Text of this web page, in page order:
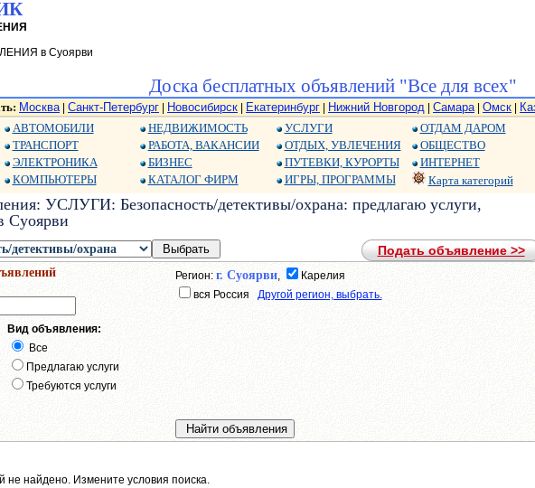
в Суоярви
Доска бесплатных объявлений "Все для всех"
Москва| Санкт-Петербург Новосибирск Екатеринбург Нижний Новгород Самара| Омск
АВТОМОБИЛИ
ТРАНСПОРТ
ЭЛЕКТРОНИКА
КОМПЬЮТЕРЫ
НЕДВИЖИМОСТЬ
РАБОТА, ВАКАНСИИ
БИЗНЕС
КАТАЛОГ ФИРМ
УСЛУГИ
ОТДЫХ, УВЛЕЧЕНИЯ
ПУТЕВКИ, КУРОРТЫ
ИГРЫ, ПРОГРАММЫ
ОТДАМ ДАРОМ
ОБЩЕСТВО
ИНТЕРНЕТ
Карта категорий
УСЛУГИ: Безопасность/детективы/охрана: предлагаю услуги,
Суоярви
Подать объявление >>
Регион: г. Суоярви,
Карелия
вся Россия Другой регион, выбрать.
Вид объявления:
Все
Предлагаю услуги
Требуются услуги
не найдено. Измените условия поиска.